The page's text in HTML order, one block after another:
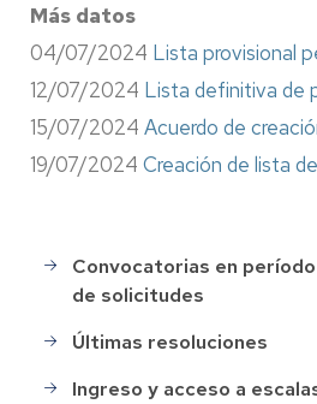
Más datos
04/07/2024 Lista provisional
12/07/2024 Lista definitiva de
15/07/2024 Acuerdo de
19/07/2024 Creación de lista
Selección
de
Personal
Convocatorias en
de solicitudes
Últimas resoluciones
Ingreso y acceso a